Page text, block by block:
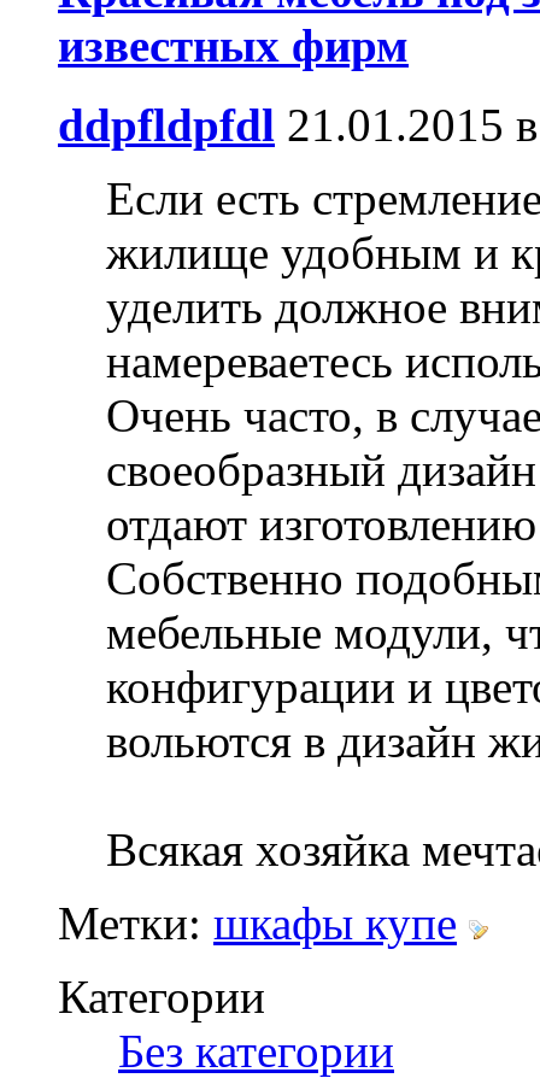
известных фирм
ddpfldpfdl 21.01.2015
Если есть
жилище удобным и
уделить должное
намереваетесь
Очень часто, в
своеобразный
отдают
Собственно
мебельные модули,
конфигурации и
вольются в дизайн
Всякая хозяйка
Метки: шкафы купе
Категории
Без категории